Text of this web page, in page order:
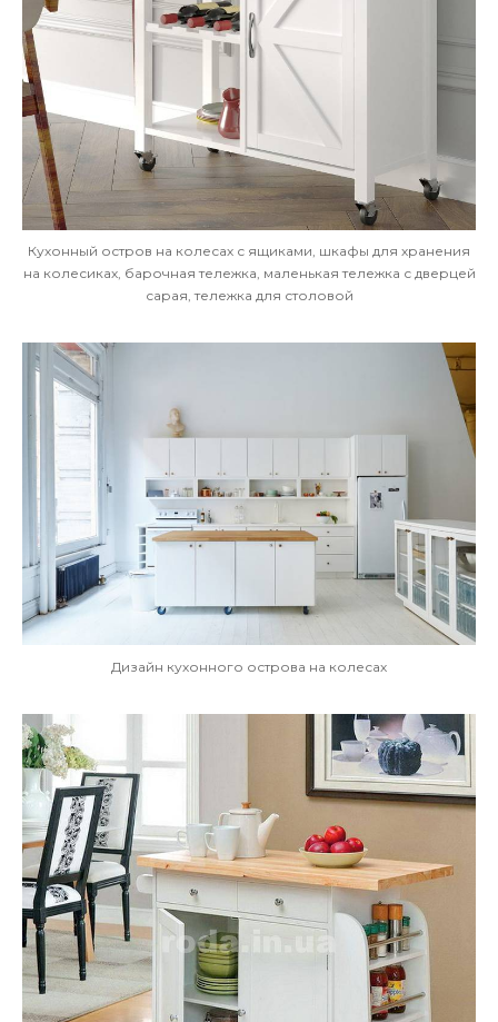
Кухонный остров на колесах с ящиками, шкафы для хранения
на колесиках, барочная тележка, маленькая тележка с дверцей
сарая, тележка для столовой
Дизайн кухонного острова на колесах